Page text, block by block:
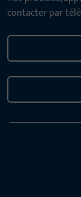
contacter par